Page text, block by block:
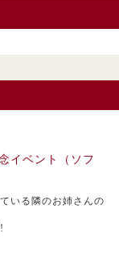
イベント（ソフ
いる隣のお姉さんの